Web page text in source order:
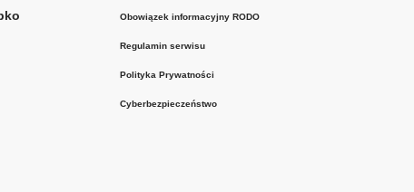
Obowiązek informacyjny RODO
Regulamin serwisu
Polityka Prywatności
Cyberbezpieczeństwo